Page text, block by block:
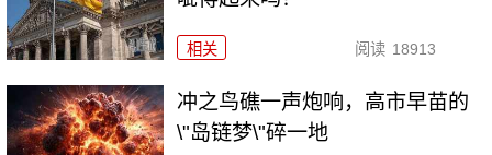
相关 阅读 18913
冲之鸟礁一声炮响，高市早苗的
\"岛链梦\"碎一地